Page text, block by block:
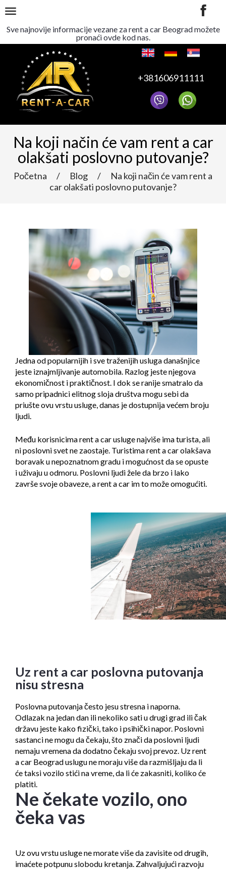
Sve najnovije informacije vezane za rent a car Beograd možete
pronaći ovde kod nas.
TOGGLE NAVIGATION
+381606911111
Na koji način će vam rent a car
olakšati poslovno putovanje?
Početna / Blog /
Na koji način će vam rent a
car olakšati poslovno putovanje?
Jedna od popularnijih i sve traženijih usluga današnjice
jeste iznajmljivanje automobila. Razlog jeste njegova
ekonomičnost i praktičnost. I dok se ranije smatralo da
samo pripadnici elitnog sloja društva mogu sebi da
priušte ovu vrstu usluge, danas je dostupnija većem broju
ljudi.
Među korisnicima rent a car usluge najviše ima turista, ali
ni poslovni svet ne zaostaje. Turistima rent a car olakšava
boravak u nepoznatnom gradu i mogućnost da se opuste
i uživaju u odmoru. Poslovni ljudi žele da brzo i lako
završe svoje obaveze, a rent a car im to može omogućiti.
Uz rent a car poslovna putovanja
nisu stresna
Poslovna putovanja često jesu stresna i naporna.
Odlazak na jedan dan ili nekoliko sati u drugi grad ili čak
državu jeste kako fizički, tako i psihički napor. Poslovni
sastanci ne mogu da čekaju, što znači da poslovni ljudi
nemaju vremena da dodatno čekaju svoj prevoz. Uz rent
a car Beograd uslugu ne moraju više da razmišljaju da li
će taksivozilostići na vreme, da li će zakasniti, koliko će
platiti.
Ne čekate vozilo, ono
čeka vas
Uz ovu vrstu usluge ne morate više da zavisite od drugih,
imaćete potpunu slobodu kretanja. Zahvaljujući razvoju